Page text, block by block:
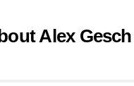
Alex Gesch